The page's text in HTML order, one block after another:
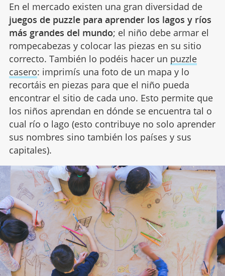
En el mercado existen una gran diversidad de
juegos de puzzle para aprender los lagos y ríos
más grandes del mundo; el niño debe armar el
rompecabezas y colocar las piezas en su sitio
correcto. También lo podéis hacer un puzzle
casero: imprimís una foto de un mapa y lo
recortáis en piezas para que el niño pueda
encontrar el sitio de cada uno. Esto permite que
los niños aprendan en dónde se encuentra tal o
cual río o lago (esto contribuye no solo aprender
sus nombres sino también los países y sus
capitales).